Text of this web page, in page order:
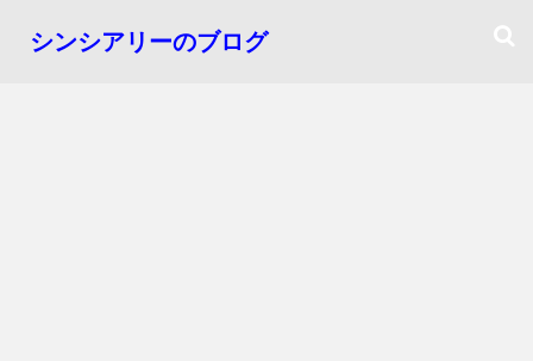
シンシアリーのブログ